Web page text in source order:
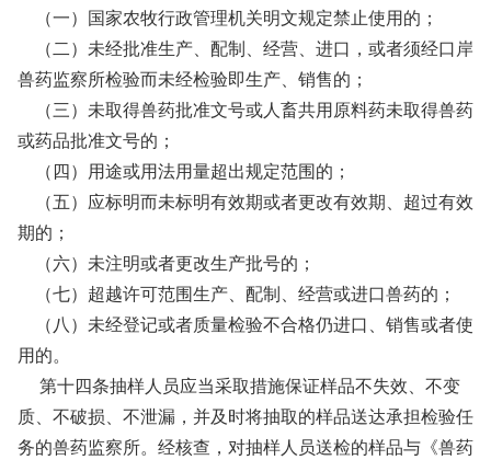
（一）国家农牧行政管理机关明文规定禁止使用的；
（二）未经批准生产、配制、经营、进口，或者须经口岸
兽药监察所检验而未经检验即生产、销售的；
（三）未取得兽药批准文号或人畜共用原料药未取得兽药
或药品批准文号的；
（四）用途或用法用量超出规定范围的；
（五）应标明而未标明有效期或者更改有效期、超过有效
期的；
（六）未注明或者更改生产批号的；
（七）超越许可范围生产、配制、经营或进口兽药的；
（八）未经登记或者质量检验不合格仍进口、销售或者使
用的。
第十四条抽样人员应当采取措施保证样品不失效、不变
质、不破损、不泄漏，并及时将抽取的样品送达承担检验任
务的兽药监察所。经核查，对抽样人员送检的样品与《兽药